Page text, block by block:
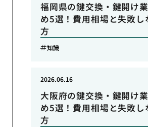
福岡県の鍵交換・鍵開け
め5選！費用相場と失敗し
方
知識
大阪府の鍵交換・鍵開け
め5選！費用相場と失敗し
方
2026.06.16